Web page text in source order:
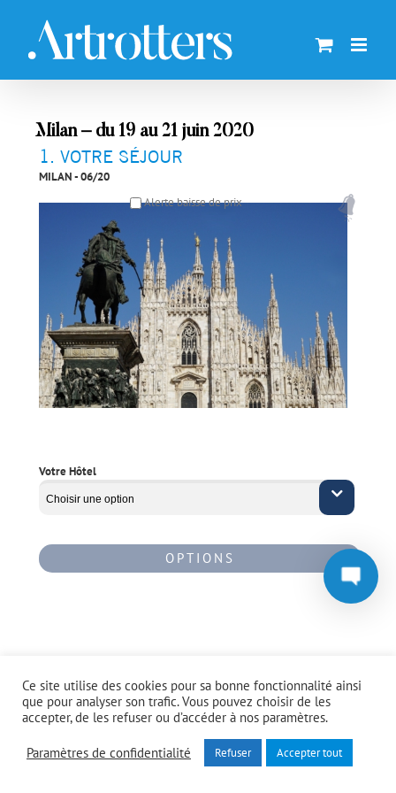
Milan – du 19 au 21 juin 2020
1 VOTRE SÉJOUR
Alerte baisse de prix
MILAN - 06/20
Votre Hôtel
OPTIONS
Ce site utilise des cookies pour sa bonne fonctionnalité ainsi
que pour analyser son trafic. Vous pouvez choisir de les
accepter, de les refuser ou d’accéder à nos paramètres.
Paramètres de confidentialité Refuser Accepter tout